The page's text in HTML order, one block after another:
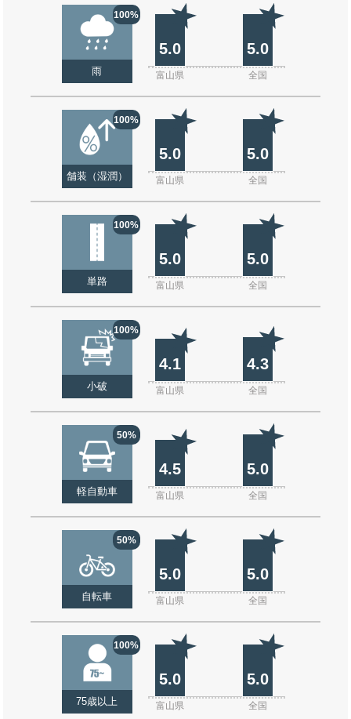
100%
雨
5.0 5.0
富山県 全国
100%
舗装（湿潤）
5.0 5.0
富山県 全国
100%
単路
5.0 5.0
富山県 全国
100%
小破
4.1 4.3
富山県 全国
50%
軽自動車
4.5 5.0
富山県 全国
50%
自転車
5.0 5.0
富山県 全国
100%
75歳以上
5.0 5.0
富山県 全国